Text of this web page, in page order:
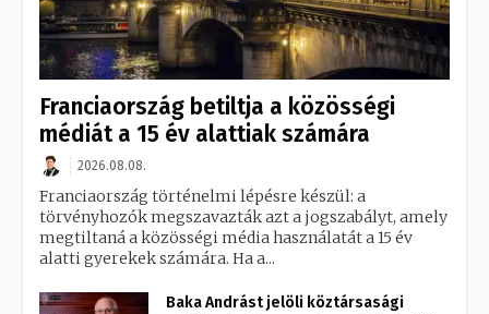
Franciaország betiltja a közösségi
médiát a 15 év alattiak számára
2026.08.08.
Franciaország történelmi lépésre készül: a
törvényhozók megszavazták azt a jogszabályt, amely
megtiltaná a közösségi média használatát a 15 év
alatti gyerekek számára. Ha a...
Baka Andrást jelöli köztársasági